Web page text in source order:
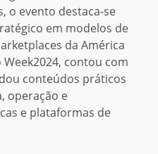
o evento destaca-se
em modelos de
da América
contou com
conteúdos práticos
operação e
e plataformas de